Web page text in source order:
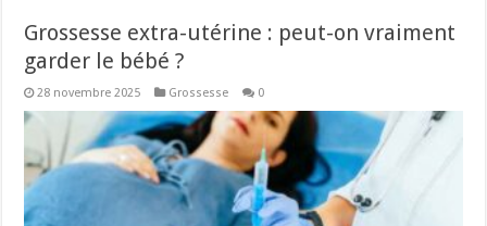
Grossesse extra-utérine : peut-on vraiment
garder le bébé ?
28 novembre 2025 Grossesse 0